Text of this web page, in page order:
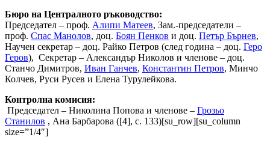
Бюро на Централното ръководство:
Председател – проф. Алипи Матеев, Зам.-председатели –
проф. Спас Манолов, доц. Боян Пенков и доц. Петър Бърнев,
Научен секретар – доц. Райко Петров (след година – доц. Геро
Геров), Секретар – Александър Николов и членове – доц.
Станчо Димитров, Иван Ганчев, Константин Петров, Минчо
Колчев, Руси Русев и Елена Турулейкова.
Контролна комисия:
Председател – Николина Попова и членове – Грозьо
Станилов , Ана Барбарова ([4], с. 133)[su_row][su_column
size=”1/4″]